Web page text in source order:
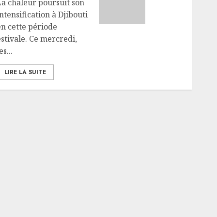
chaleur poursuit son
à Djibouti
cette période
Ce mercredi,
LIRE LA SUITE